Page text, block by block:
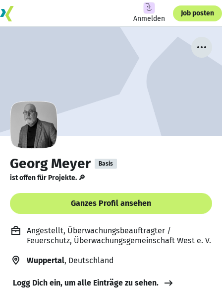
Anmelden
Job posten
Georg Meyer Basis
ist offen für Projekte. 🔎
Ganzes Profil ansehen
Angestellt, Überwachungsbeauftragter /
Feuerschutz, Überwachungsgemeinschaft West e. V.
Wuppertal, Deutschland
Logg Dich ein, um alle Einträge zu sehen.